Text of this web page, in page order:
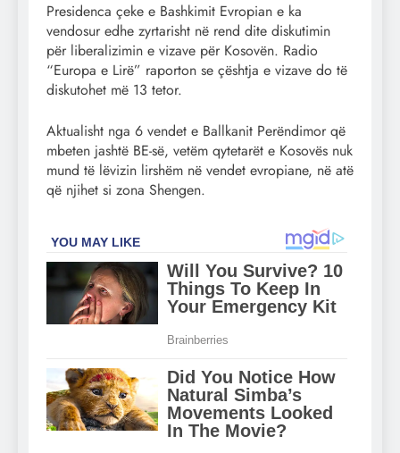
Presidenca çeke e Bashkimit Evropian e ka
vendosur edhe zyrtarisht në rend dite diskutimin
për liberalizimin e vizave për Kosovën. Radio
“Europa e Lirë” raporton se çështja e vizave do të
diskutohet më 13 tetor.
Aktualisht nga 6 vendet e Ballkanit Perëndimor që
mbeten jashtë BE-së, vetëm qytetarët e Kosovës nuk
mund të lëvizin lirshëm në vendet evropiane, në atë
që njihet si zona Shengen.